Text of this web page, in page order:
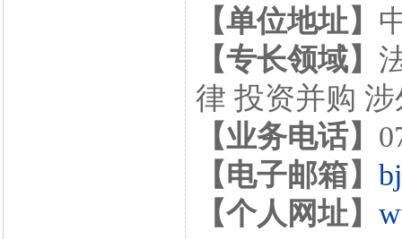
【单位地址】
【专长领域】
律 投资并购
【业务电话】
【电子邮箱】
【个人网址】